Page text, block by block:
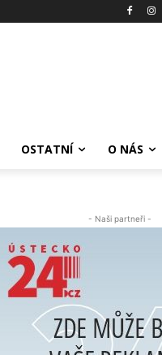
OSTATNÍ O NÁS
- Naši partneři -